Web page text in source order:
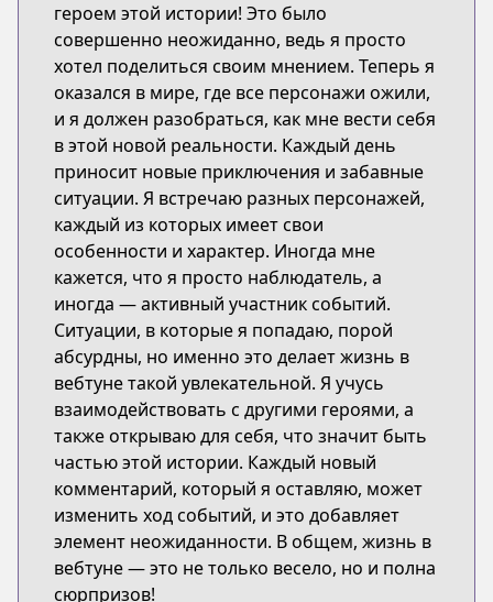
героем этой истории! Это было
совершенно неожиданно, ведь я просто
хотел поделиться своим мнением. Теперь я
оказался в мире, где все персонажи ожили,
и я должен разобраться, как мне вести себя
в этой новой реальности. Каждый день
приносит новые приключения и забавные
ситуации. Я встречаю разных персонажей,
каждый из которых имеет свои
особенности и характер. Иногда мне
кажется, что я просто наблюдатель, а
иногда — активный участник событий.
Ситуации, в которые я попадаю, порой
абсурдны, но именно это делает жизнь в
вебтуне такой увлекательной. Я учусь
взаимодействовать с другими героями, а
также открываю для себя, что значит быть
частью этой истории. Каждый новый
комментарий, который я оставляю, может
изменить ход событий, и это добавляет
элемент неожиданности. В общем, жизнь в
вебтуне — это не только весело, но и полна
сюрпризов!